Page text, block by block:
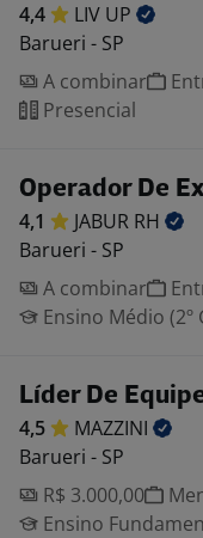
4,4 LIV UP
Barueri - SP
A combinar
Presencial
Operador De
4,1 JABUR RH
Barueri - SP
A combinar
Ensino Médio (2º
Líder De
4,5
MAZZINI
Barueri - SP
R$ 3.000,00
Ensino